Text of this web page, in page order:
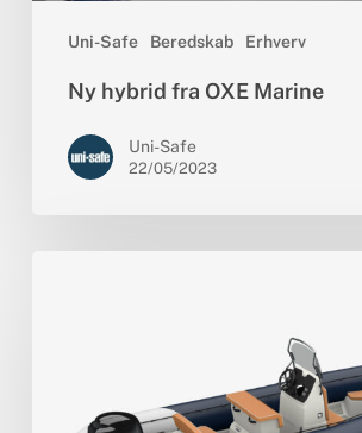
Uni-Safe Beredskab Erhverv
Ny hybrid fra OXE Marine
Uni-Safe
22/05/2023